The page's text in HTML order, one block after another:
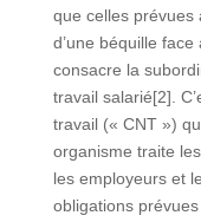
que celles prévues
d’une béquille
consacre la
travail salarié[2].
travail (« CNT »)
organisme traite
les employeurs et
obligations